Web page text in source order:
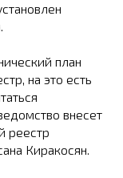
план
на это есть
внесет
реестр
Киракосян.